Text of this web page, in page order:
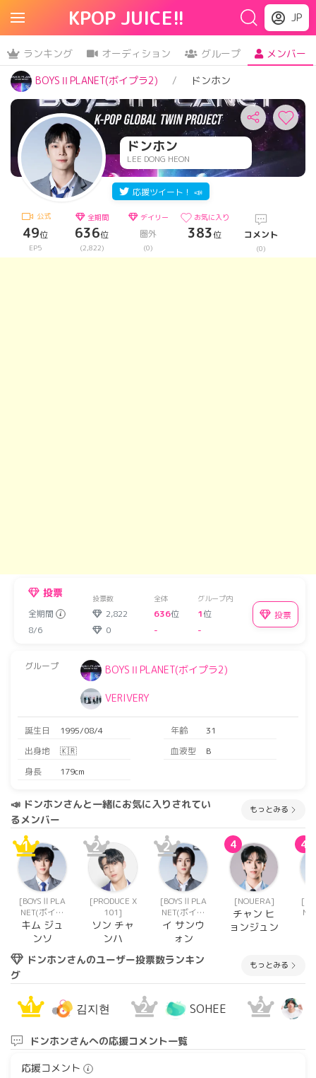
KPOP JUICE!! JP
ランキング オーディション グループ
メンバー
BOYSⅡPLANET(ボイプラ2)
ドンホン
ドンホン
LEE DONG HEON
応援ツイート！ 📣
公式
49位
EP5
全期間
636位
(2,822)
デイリー
圏外
(0)
お気に入り
383位 コメント
(0)
投票 投票数 全体 グループ内
全期間 2,822 636位 1位
8/6
0 - -
投票
グループ BOYSⅡPLANET(ボイプラ2)
VERIVERY
誕生日 1995/08/4 年齢
31
出身地
🇰🇷 血液型
B
身長
179cm
📣 ドンホンさんと一緒にお気に入りされてい
るメンバー
もっとみる
1
[BOYSⅡPLA
NET(ボイプ
ラ2)]
キム ジュ
ンソ
2
[PRODUCE X
101]
ソン チャ
ンハ
2
[BOYSⅡPLA
NET(ボイプ
ラ2)]
イ サンウ
ォン
4
[NOUERA]
チャン ヒ
ョンジュン
4
ドンホンさんのユーザー投票数ランキン
グ
もっとみる
1 김지현 2 SOHEE 2
ドンホンさんへの応援コメント一覧
応援コメント